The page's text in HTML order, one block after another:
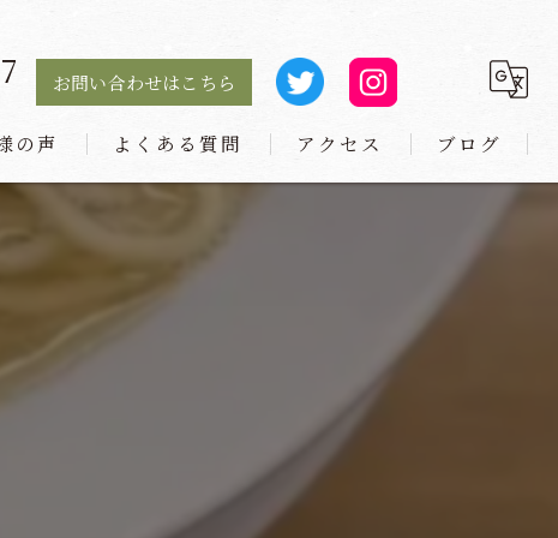
お問い合わせはこちら
の声 よくある質問 アクセス ブログ